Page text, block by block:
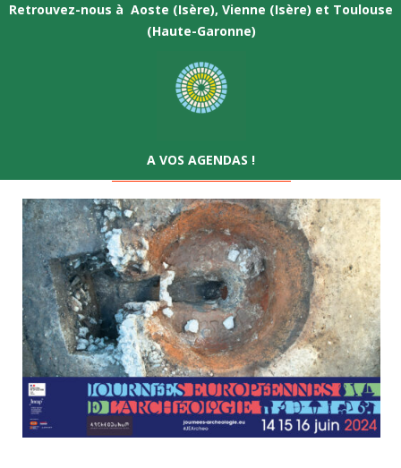
Retrouvez-nous à Aoste (Isère), Vienne (Isère) et Toulouse
(Haute-Garonne)
A VOS AGENDAS !